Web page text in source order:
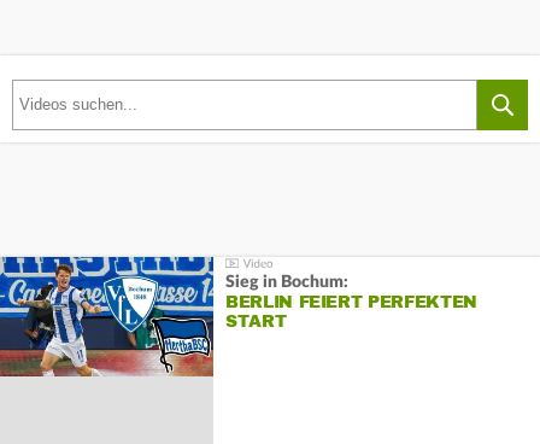
Sieg in Bochum:
BERLIN FEIERT PERFEKTEN
START